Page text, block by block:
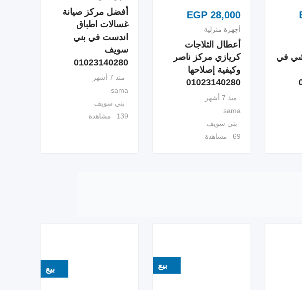
في
EGP28,000
أجهزة منزلية
أعطال الثلاجات
كريازي مركز ناصر
وكيفية إصلاحها
01023140280
منذ 7 أشهر
sama
بني سويف
69 مشاهدة
أفضل مركز صيانة
غسالات اطباق
اندست في بني
سويف
01023140280
منذ 7 أشهر
sama
بني سويف
139 مشاهدة
بيع بيع